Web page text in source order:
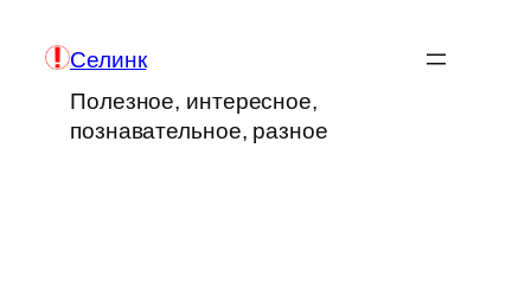
Селинк
Полезное, интересное,
познавательное, разное